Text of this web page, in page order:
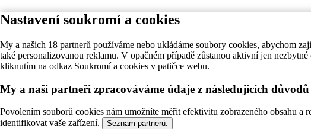
Nastavení soukromí a cookies
My a našich 18 partnerů používáme nebo ukládáme soubory cookies, abychom
také personalizovanou reklamu. V opačném případě zůstanou aktivní jen
kliknutím na odkaz Soukromí a cookies v patičce webu.
My a naši partneři zpracováváme údaje z následujících důvodů
Povolením souborů cookies nám umožníte měřit efektivitu zobrazeného obsahu
identifikovat vaše zařízení.
Seznam partnerů.